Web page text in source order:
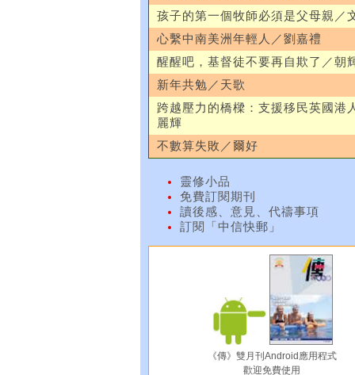
孩子的第一個牧師必須是父母親／
心繫中南美洲年輕人／劉嘉禮
醒醒吧，基督徒不要再自欺了／朝
新年共勉／天歌
跨越壓力的橋樑：支援移民英國港
麗輝
不數算失敗／爾好
靈修小品
免費訂閱期刊
讀後感、意見、代禱事項
訂閱「中信快郵」
《傳》雙月刊Android應用程式
歡迎免費使用